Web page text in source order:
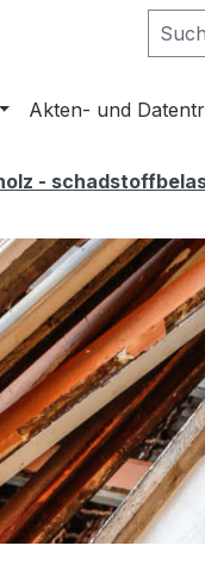
Akten- und
-